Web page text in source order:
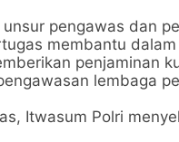
pengawas dan
membantu
penjaminan
lembaga
Itwasum Polri